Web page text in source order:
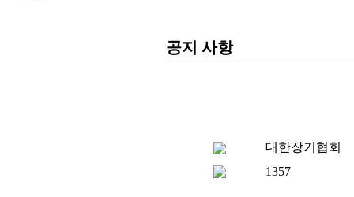
공지 사항
대한장기협회
1357